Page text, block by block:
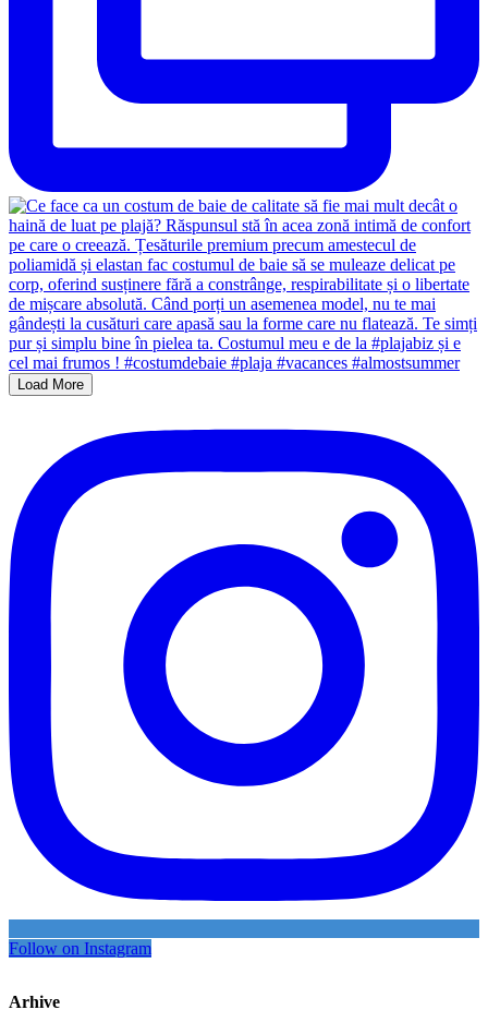
Load More
Follow on Instagram
Arhive